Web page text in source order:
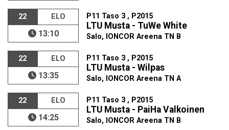
22 ELO
13:10
P11 Taso 3 , P2015
LTU Musta - TuWe White
Salo, IONCOR Areena TN B
22 ELO
13:35
P11 Taso 3 , P2015
LTU Musta - Wilpas
Salo, IONCOR Areena TN A
22 ELO
14:25
P11 Taso 3 , P2015
LTU Musta - PaiHa Valkoinen
Salo, IONCOR Areena TN B